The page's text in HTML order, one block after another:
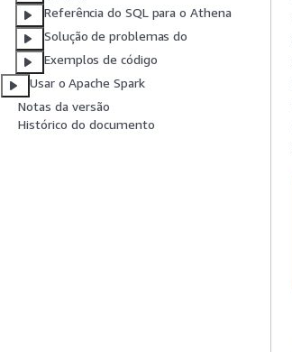
Referência do SQL para o Athena
Solução de problemas do
Exemplos de código
Usar o Apache Spark
Notas da versão
Histórico do documento